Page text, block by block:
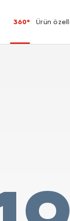
360° Ürün